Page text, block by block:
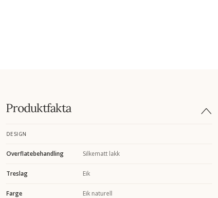
Produktfakta
DESIGN
Overflatebehandling Silkematt lakk
Treslag Eik
Farge Eik naturell